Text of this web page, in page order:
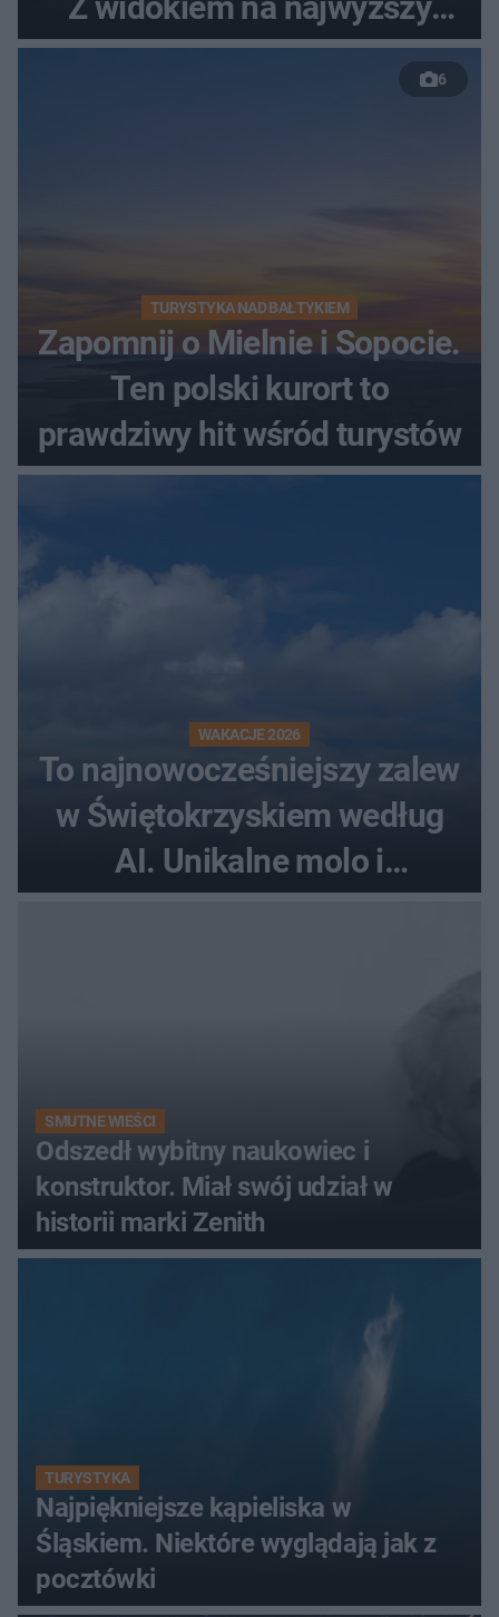
szczyt Gór Świętokrzyskich
6
TURYSTYKA NAD BAŁTYKIEM
Zapomnij o Mielnie i Sopocie.
Ten polski kurort to
prawdziwy hit wśród turystów
WAKACJE 2026
To najnowocześniejszy zalew
w Świętokrzyskiem według
AI. Unikalne molo i
promenada
SMUTNE WIEŚCI
Odszedł wybitny naukowiec i
konstruktor. Miał swój udział w
historii marki Zenith
TURYSTYKA
Najpiękniejsze kąpieliska w
Śląskiem. Niektóre wyglądają jak z
pocztówki